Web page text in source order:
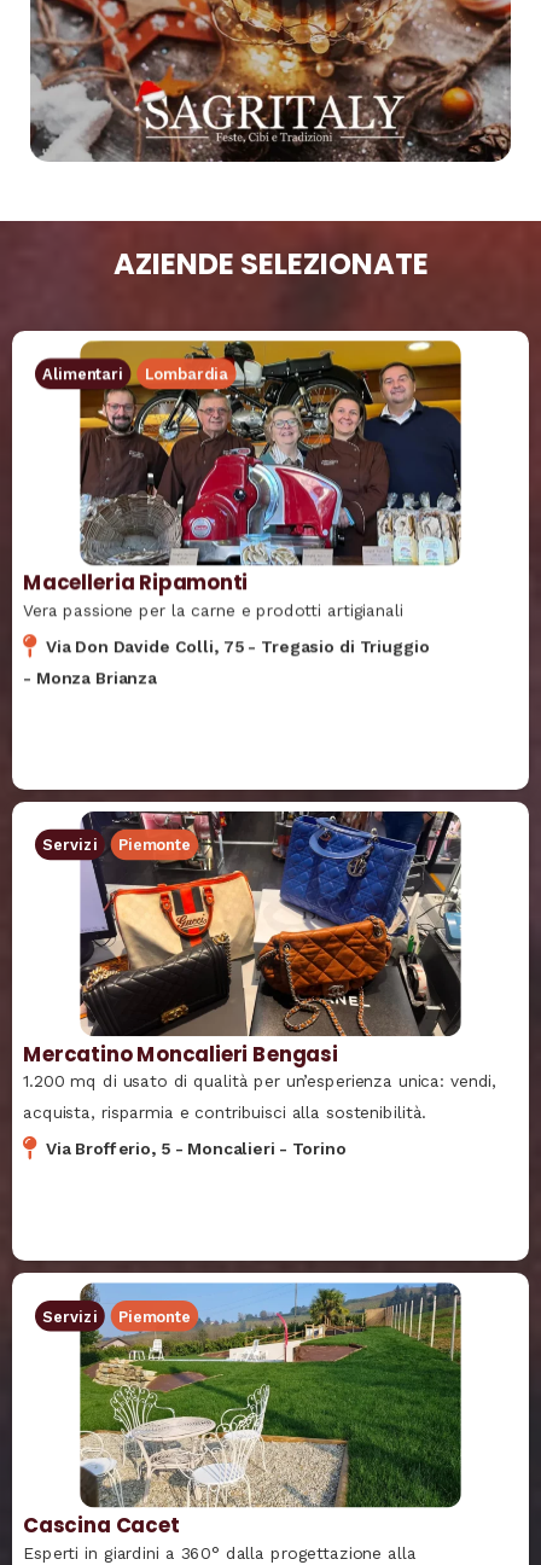
AZIENDE SELEZIONATE
Alimentari Lombardia
Macelleria Ripamonti
Vera passione per la carne e prodotti artigianali
Via Don Davide Colli, 75 - Tregasio di Triuggio
- Monza Brianza
Servizi Piemonte
Mercatino Moncalieri Bengasi
1.200 mq di usato di qualità per un’esperienza unica: vendi,
acquista, risparmia e contribuisci alla sostenibilità.
Via Brofferio, 5 - Moncalieri - Torino
Servizi Piemonte
Cascina Cacet
Esperti in giardini a 360° dalla progettazione alla